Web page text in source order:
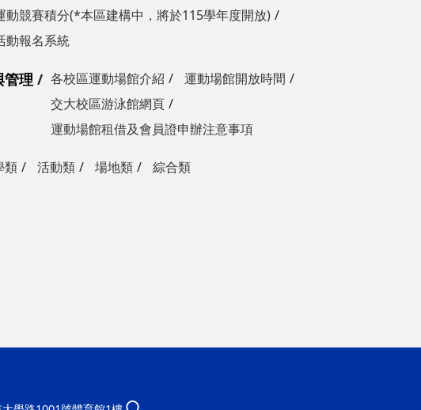
動競賽積分(*本區建構中，將於115學年度開放)
動報名系統
管理 各校區運動場館介紹
運動場館開放時間
交大校區游泳館網頁
運動場館租借及會員證申辦注意事項
類 活動類 場地類 綜合類